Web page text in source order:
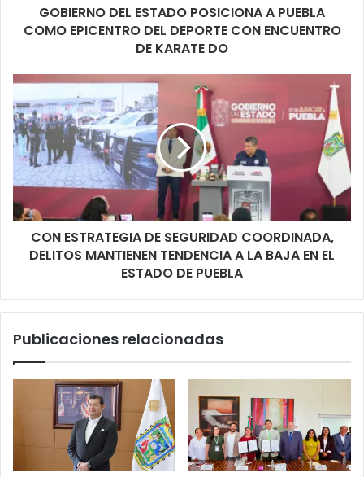
GOBIERNO DEL ESTADO POSICIONA A PUEBLA
COMO EPICENTRO DEL DEPORTE CON ENCUENTRO
DE KARATE DO
CON ESTRATEGIA DE SEGURIDAD COORDINADA,
DELITOS MANTIENEN TENDENCIA A LA BAJA EN EL
ESTADO DE PUEBLA
Publicaciones relacionadas